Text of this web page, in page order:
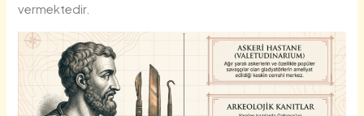
vermektedir.